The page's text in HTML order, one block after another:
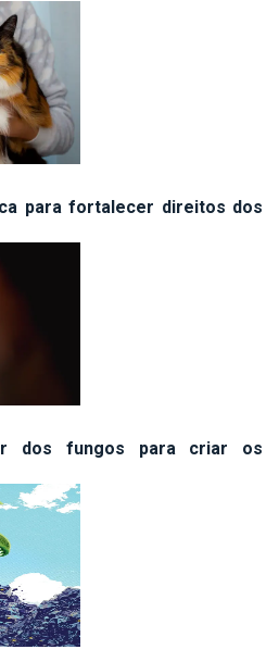
para fortalecer direitos dos
dos fungos para criar os